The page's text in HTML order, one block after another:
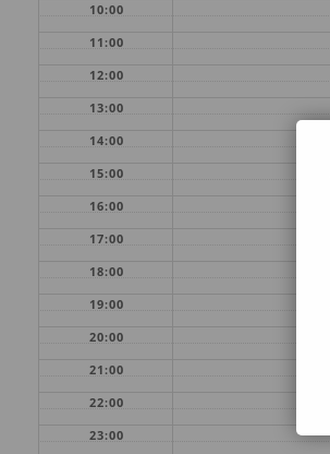
10:00
11:00
12:00
13:00
14:00
15:00
16:00
17:00
18:00
19:00
20:00
21:00
22:00
23:00